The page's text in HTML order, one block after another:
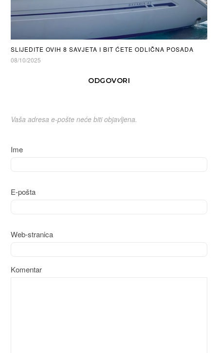
SLIJEDITE OVIH 8 SAVJETA I BIT ĆETE ODLIČNA POSADA
08/10/2025
ODGOVORI
Vaša adresa e-pošte neće biti objavljena.
Ime
E-pošta
Web-stranica
Komentar